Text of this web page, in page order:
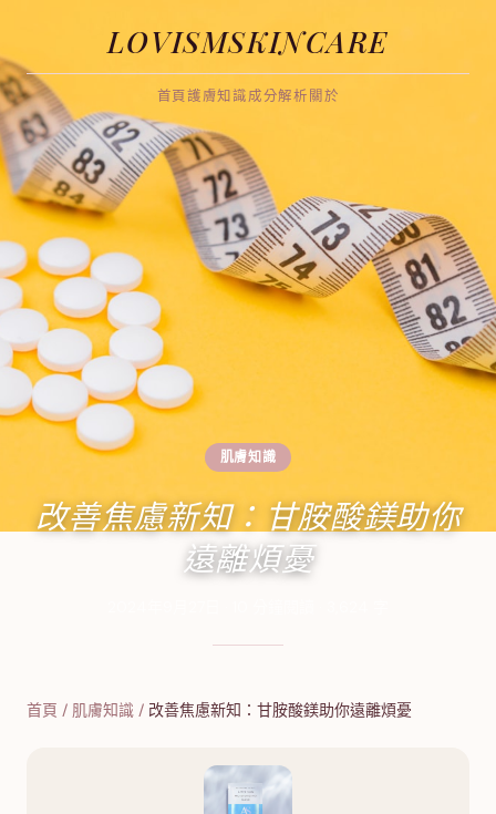
LOVISMSKINCARE
首頁護膚知識成分解析關於
肌膚知識
改善焦慮新知：甘胺酸鎂助你
遠離煩憂
首頁 / 肌膚知識 / 改善焦慮新知：甘胺酸鎂助你遠離煩憂